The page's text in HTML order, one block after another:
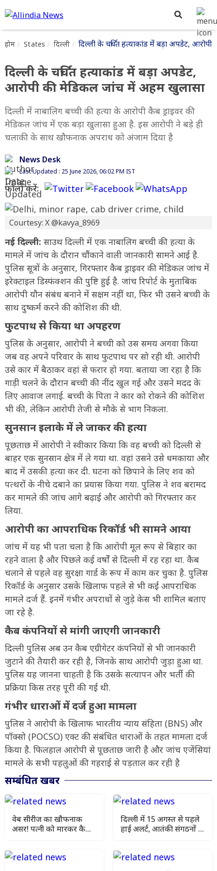
होम States दिल्ली दिल्ली के चर्चित हत्याकांड में बड़ा अपडेट,
दिल्ली के चर्चित हत्याकांड में बड़ा अपडेट,
आरोपी की मेडिकल जांच में अहम खुलासा
दिल्ली में नाबालिग बच्ची की हत्या के आरोपी कैब ड्राइवर की
मेडिकल जांच में एक बड़ा खुलासा हुआ है. इस आरोपी ने बड़े ही
चलाकी के साथ खौफनाक अपराध को अंजाम दिया है
News Desk
Last Updated : 25 June 2026, 06:02 PM IST
फॉलो करें:
Courtesy: X @kavya_8969
नई दिल्ली: साउथ दिल्ली में एक नाबालिग बच्ची की हत्या के
मामले में जांच के दौरान चौंकाने वाली जानकारी सामने आई है.
पुलिस सूत्रों के अनुसार, गिरफ्तार कैब ड्राइवर की मेडिकल जांच में
इरेक्टाइल डिस्फंक्शन की पुष्टि हुई है. जांच रिपोर्ट के मुताबिक
आरोपी यौन संबंध बनाने में सक्षम नहीं था, फिर भी उसने बच्ची के
साथ दुष्कर्म करने की कोशिश की थी.
फुटपाथ से किया था अपहरण
पुलिस के अनुसार, आरोपी ने बच्ची को उस समय अगवा किया
जब वह अपने परिवार के साथ फुटपाथ पर सो रही थी. आरोपी
उसे कार में बैठाकर वहां से फरार हो गया. बताया जा रहा है कि
गाड़ी चलने के दौरान बच्ची की नींद खुल गई और उसने मदद के
लिए आवाज लगाई. बच्ची के पिता ने कार को रोकने की कोशिश
भी की, लेकिन आरोपी तेजी से मौके से भाग निकला.
सुनसान इलाके में ले जाकर की हत्या
पूछताछ में आरोपी ने स्वीकार किया कि वह बच्ची को दिल्ली से
बाहर एक सुनसान क्षेत्र में ले गया था. वहां उसने उसे धमकाया और
बाद में उसकी हत्या कर दी. घटना को छिपाने के लिए शव को
पत्थरों के नीचे दबाने का प्रयास किया गया. पुलिस ने शव बरामद
कर मामले की जांच आगे बढ़ाई और आरोपी को गिरफ्तार कर
लिया.
आरोपी का आपराधिक रिकॉर्ड भी सामने आया
जांच में यह भी पता चला है कि आरोपी मूल रूप से बिहार का
रहने वाला है और पिछले कई वर्षों से दिल्ली में रह रहा था. कैब
चलाने से पहले वह सुरक्षा गार्ड के रूप में काम कर चुका है. पुलिस
रिकॉर्ड के अनुसार उसके खिलाफ पहले से भी कई आपराधिक
मामले दर्ज हैं. इनमें गंभीर अपराधों से जुड़े केस भी शामिल बताए
जा रहे है.
कैब कंपनियों से मांगी जाएगी जानकारी
दिल्ली पुलिस अब उन कैब एग्रीगेटर कंपनियों से भी जानकारी
जुटाने की तैयारी कर रही है, जिनके साथ आरोपी जुड़ा हुआ था.
पुलिस यह जानना चाहती है कि उसके सत्यापन और भर्ती की
प्रक्रिया किस तरह पूरी की गई थी.
गंभीर धाराओं में दर्ज हुआ मामला
पुलिस ने आरोपी के खिलाफ भारतीय न्याय संहिता (BNS) और
पॉक्सो (POCSO) एक्ट की संबंधित धाराओं के तहत मामला दर्ज
किया है. फिलहाल आरोपी से पूछताछ जारी है और जांच एजेंसियां
मामले के सभी पहलुओं की गहराई से पड़ताल कर रही है
सम्बंधित खबर
वेब सीरीज का खौफनाक
असर! पत्नी को मारकर कैश
दिल्ली में 15 अगस्त से पहले
हाई अलर्ट, आतंकी संगठनों से